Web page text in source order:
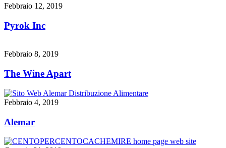
Febbraio 12, 2019
Pyrok Inc
Febbraio 8, 2019
The Wine Apart
Febbraio 4, 2019
Alemar